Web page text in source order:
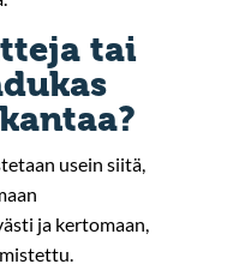
tai
usein siitä,
ja kertomaan,